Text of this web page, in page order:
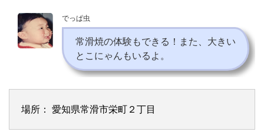
でっぱ虫
常滑焼の体験もできる！また、大きい
とこにゃんもいるよ。
場所： 愛知県常滑市栄町２丁目